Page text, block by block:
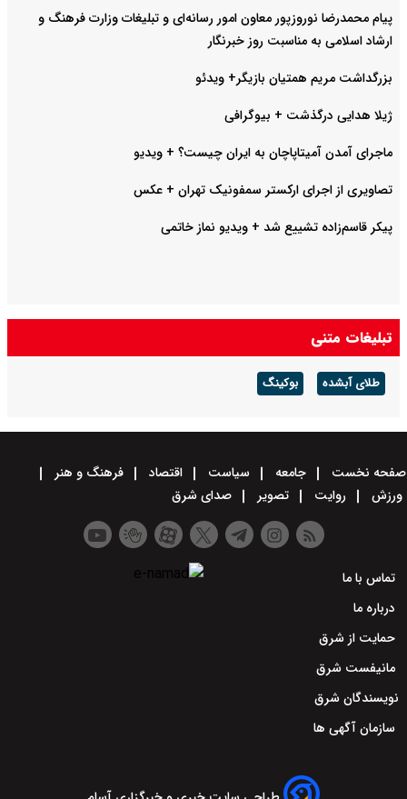
پیام محمدرضا نوروزپور معاون امور رسانه‌ای و تبلیغات وزارت فرهنگ و
ارشاد اسلامی به مناسبت روز خبرنگار
بزرگداشت مریم همتیان بازیگر+ ویدئو
ژیلا هدایی درگذشت + بیوگرافی
ماجرای آمدن آمیتاپاچان به ایران چیست؟ + ویدیو
تصاویری از اجرای ارکستر سمفونیک تهران +‌ عکس
پیکر قاسم‌زاده تشییع شد + ویدیو نماز خاتمی
تبلیغات متنی
طلای آبشده بوکینگ
صفحه نخست جامعه سیاست اقتصاد
فرهنگ و هنر
ورزش
روایت تصویر صدای شرق
تماس با ما
درباره ما
حمایت از شرق
مانیفست شرق
نویسندگان شرق
سازمان آگهی ها